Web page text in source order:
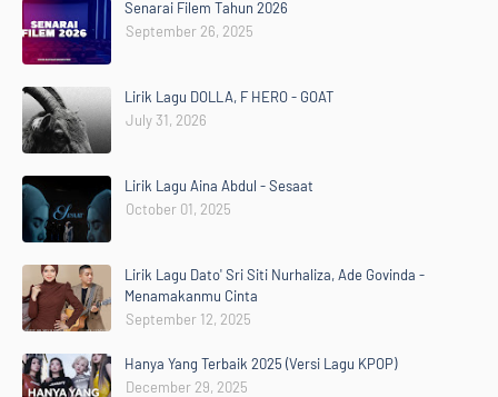
Senarai Filem Tahun 2026
September 26, 2025
Lirik Lagu DOLLA, F HERO - GOAT
July 31, 2026
Lirik Lagu Aina Abdul - Sesaat
October 01, 2025
Lirik Lagu Dato' Sri Siti Nurhaliza, Ade Govinda -
Menamakanmu Cinta
September 12, 2025
Hanya Yang Terbaik 2025 (Versi Lagu KPOP)
December 29, 2025